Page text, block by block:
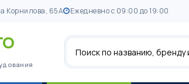
Корнилова, 65А Ежедневно с 09:00 до 19:00